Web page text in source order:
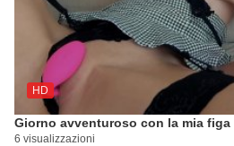
HD
Giorno avventuroso con la mia figa
6 visualizzazioni